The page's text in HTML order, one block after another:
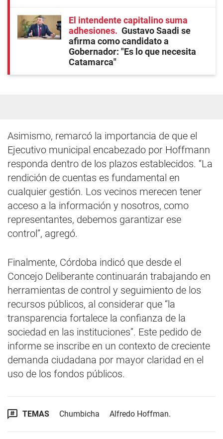
El intendente capitalino suma
adhesiones
Gustavo Saadi se
afirma como candidato a
Gobernador: "Es lo que necesita
Catamarca"
Asimismo, remarcó la importancia de que el
Ejecutivo municipal encabezado por Hoffmann
responda dentro de los plazos establecidos. “La
rendición de cuentas es fundamental en
cualquier gestión. Los vecinos merecen tener
acceso a la información y nosotros, como
representantes, debemos garantizar ese
control”, agregó.
Finalmente, Córdoba indicó que desde el
Concejo Deliberante continuarán trabajando en
herramientas de control y seguimiento de los
recursos públicos, al considerar que “la
transparencia fortalece la confianza de la
sociedad en las instituciones”. Este pedido de
informe se inscribe en un contexto de creciente
demanda ciudadana por mayor claridad en el
uso de los fondos públicos.
TEMAS Chumbicha Alfredo Hoffman.